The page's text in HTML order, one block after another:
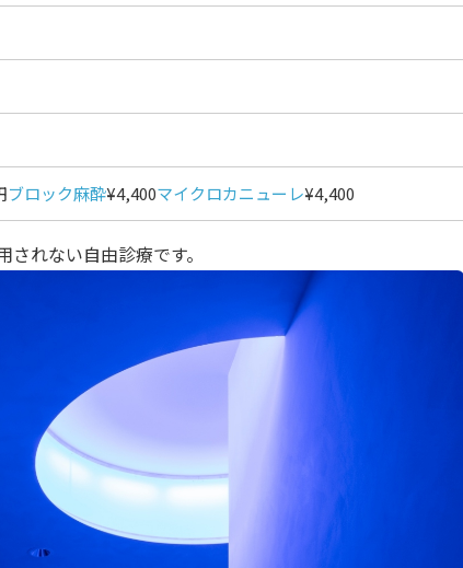
ブロック麻酔¥4,400マイクロカニューレ¥4,400
れない自由診療です。